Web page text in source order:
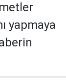
yapmaya